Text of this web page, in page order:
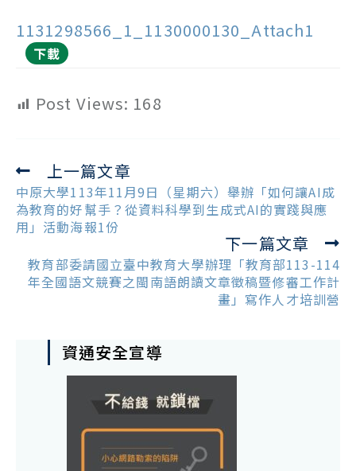
1131298566_1_1130000130_Attach1
下載
Post Views: 168
Read
more
articles
上一篇文章
中原大學113年11月9日（星期六）舉辦「如何讓AI成
為教育的好幫手？從資料科學到生成式AI的實踐與應
用」活動海報1份
下一篇文章
教育部委請國立臺中教育大學辦理「教育部113-114
年全國語文競賽之閩南語朗讀文章徵稿暨修審工作計
畫」寫作人才培訓營
資通安全宣導